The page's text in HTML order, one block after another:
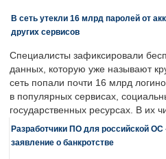
В сеть утекли 16 млрд паролей от
других сервисов
Специалисты зафиксировали
данных, которую уже называют
сеть попали почти 16 млрд
в популярных сервисах,
государственных ресурсах. В их
Разработчики ПО для российской
заявление о банкротстве